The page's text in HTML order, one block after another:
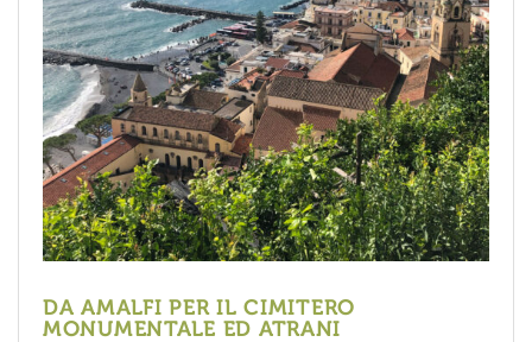
DA AMALFI PER IL CIMITERO
MONUMENTALE ED ATRANI